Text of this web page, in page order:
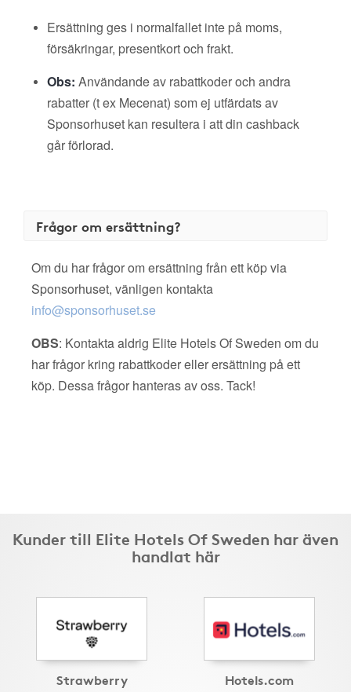
Ersättning ges i normalfallet inte på moms,
försäkringar, presentkort och frakt.
Obs: Användande av rabattkoder och andra
rabatter (t ex Mecenat) som ej utfärdats av
Sponsorhuset kan resultera i att din cashback
går förlorad.
Frågor om ersättning?
Om du har frågor om ersättning från ett köp via
Sponsorhuset, vänligen kontakta
info@sponsorhuset.se
OBS: Kontakta aldrig Elite Hotels Of Sweden om du
har frågor kring rabattkoder eller ersättning på ett
köp. Dessa frågor hanteras av oss. Tack!
Kunder till Elite Hotels Of Sweden har även
handlat här
Strawberry Hotels.com